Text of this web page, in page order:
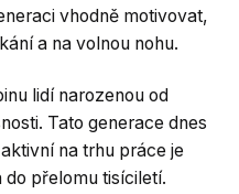
vhodně motivovat,
a na volnou nohu.
lidí narozenou od
Tato generace dnes
na trhu práce je
přelomu tisíciletí.